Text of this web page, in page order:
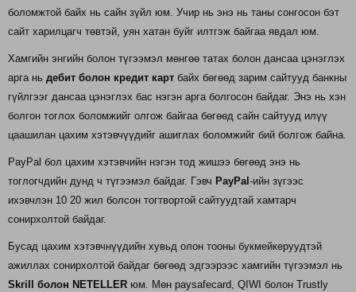
боломжтой байх нь сайн зүйл юм. Учир нь энэ нь таны сонгосон бэт
сайт харилцагч төвтэй, уян хатан буйг илтгэж байгаа явдал юм.
Хамгийн энгийн болон түгээмэл мөнгөө татах болон дансаа цэнэглэх
арга нь дебит болон кредит карт байх бөгөөд зарим сайтууд банкны
гүйлгээг дансаа цэнэглэх бас нэгэн арга болгосон байдаг. Энэ нь хэн
болгон тоглох боломжийг олгож байгаа бөгөөд сайн сайтууд илүү
цаашилан цахим хэтэвчүүдийг ашиглах боломжийг бий болгож байна.
PayPal бол цахим хэтэвчийн нэгэн тод жишээ бөгөөд энэ нь
тоглогчдийн дунд ч түгээмэл байдаг. Гэвч PayPal -ийн зүгээс
ихэвчлэн 10 20 жил болсон тогтвортой сайтуудтай хамтарч
сонирхолтой байдаг.
Бусад цахим хэтэвчнүүдийн хувьд олон тооны букмейкеруудтэй
ажиллах сонирхолтой байдаг бөгөөд эдгээрээс хамгийн түгээмэл нь
Skrill болон NETELLER юм. Мөн paysafecard, QIWI болон Trustly